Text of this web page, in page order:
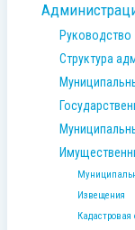
Руководство
Структура
Извещения